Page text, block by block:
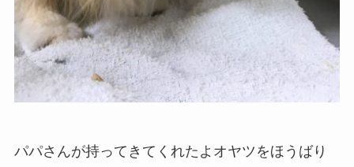
パパさんが持ってきてくれたよオヤツをほうばり